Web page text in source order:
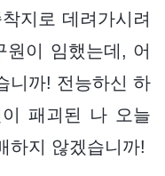
지로 데려가시려
원이 임했는데, 어
니까! 전능하신 하
패괴된 나 오늘
하지 않겠습니까!